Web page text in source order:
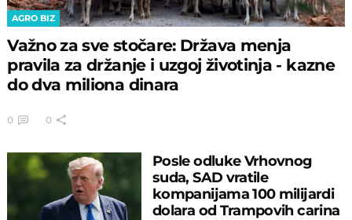
AGRO BIZ
Važno za sve stočare: Država menja
pravila za držanje i uzgoj životinja - kazne
do dva miliona dinara
0 0
Posle odluke Vrhovnog
suda, SAD vratile
kompanijama 100 milijardi
dolara od Trampovih carina